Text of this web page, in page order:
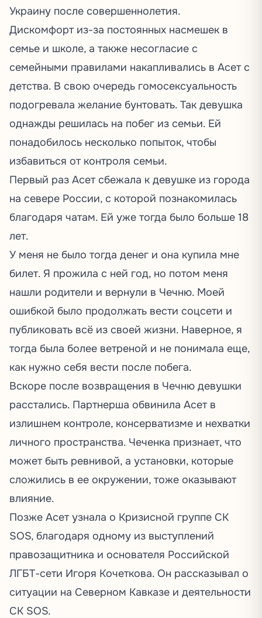
Украину после совершеннолетия.
Дискомфорт из-за постоянных насмешек в
семье и школе, а также несогласие с
семейными правилами накапливались в Асет с
детства. В свою очередь гомосексуальность
подогревала желание бунтовать. Так девушка
однажды решилась на побег из семьи. Ей
понадобилось несколько попыток, чтобы
избавиться от контроля семьи.
Первый раз Асет сбежала к девушке из города
на севере России, с которой познакомилась
благодаря чатам. Ей уже тогда было больше 18
лет.
У меня не было тогда денег и она купила мне
билет. Я прожила с ней год, но потом меня
нашли родители и вернули в Чечню. Моей
ошибкой было продолжать вести соцсети и
публиковать всё из своей жизни. Наверное, я
тогда была более ветреной и не понимала еще,
как нужно себя вести после побега.
Вскоре после возвращения в Чечню девушки
расстались. Партнерша обвинила Асет в
излишнем контроле, консерватизме и нехватки
личного пространства. Чеченка признает, что
может быть ревнивой, а установки, которые
сложились в ее окружении, тоже оказывают
влияние.
Позже Асет узнала о Кризисной группе СК
SOS, благодаря одному из выступлений
правозащитника и основателя Российской
ЛГБТ-сети Игоря Кочеткова. Он рассказывал о
ситуации на Северном Кавказе и деятельности
СК SOS.